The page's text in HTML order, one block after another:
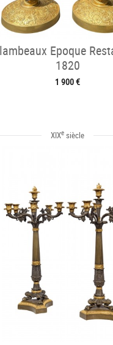
Epoque
1820
1 900 €
XIXe siècle